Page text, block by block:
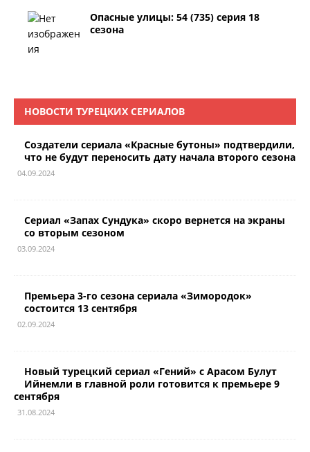
Опасные улицы: 54 (735) серия 18
сезона
НОВОСТИ ТУРЕЦКИХ СЕРИАЛОВ
Создатели сериала «Красные бутоны» подтвердили,
что не будут переносить дату начала второго сезона
04.09.2024
Сериал «Запах Сундука» скоро вернется на экраны
со вторым сезоном
03.09.2024
Премьера 3-го сезона сериала «Зимородок»
состоится 13 сентября
02.09.2024
Новый турецкий сериал «Гений» с Арасом Булут
Ийнемли в главной роли готовится к премьере 9
сентября
31.08.2024